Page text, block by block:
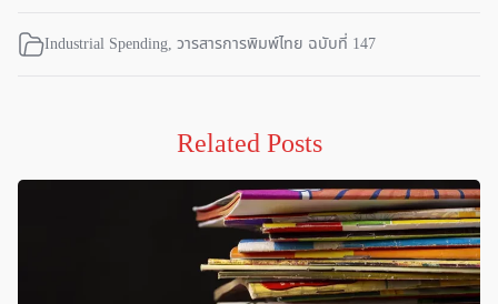
Industrial Spending, วารสารการพิมพ์ไทย ฉบับที่ 147
Related Posts